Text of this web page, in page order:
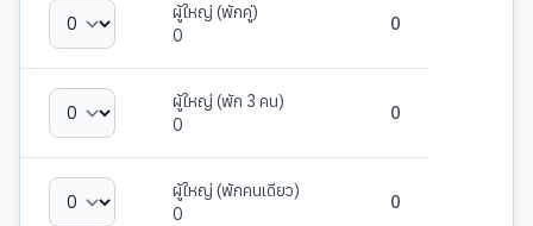
ผู้ใหญ่ (พักคู่)
0
0
ผู้ใหญ่ (พัก 3 คน)
0
0
ผู้ใหญ่ (พักคนเดียว)
0
0